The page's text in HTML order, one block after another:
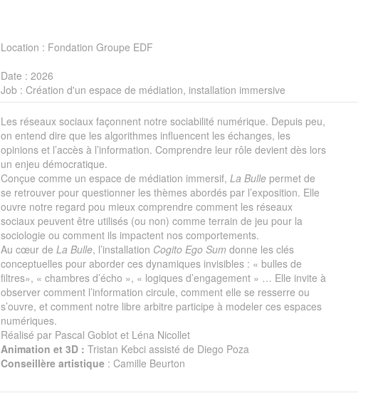
Location : Fondation Groupe EDF
Date : 2026
Job : Création d'un espace de médiation, installation immersive
Les réseaux sociaux façonnent notre sociabilité numérique. Depuis peu,
on entend dire que les algorithmes influencent les échanges, les
opinions et l’accès à l’information. Comprendre leur rôle devient dès lors
un enjeu démocratique.
Conçue comme un espace de médiation immersif, La Bulle permet de
se retrouver pour questionner les thèmes abordés par l’exposition. Elle
ouvre notre regard pou mieux comprendre comment les réseaux
sociaux peuvent être utilisés (ou non) comme terrain de jeu pour la
sociologie ou comment ils impactent nos comportements.
Au cœur de La Bulle, l’installation Cogito Ego Sum donne les clés
conceptuelles pour aborder ces dynamiques invisibles : « bulles de
filtres», « chambres d’écho », « logiques d’engagement » … Elle invite à
observer comment l’information circule, comment elle se resserre ou
s’ouvre, et comment notre libre arbitre participe à modeler ces espaces
numériques.
Réalisé par Pascal Goblot et Léna Nicollet
Animation et 3D : Tristan Kebci assisté de Diego Poza
Conseillère artistique : Camille Beurton